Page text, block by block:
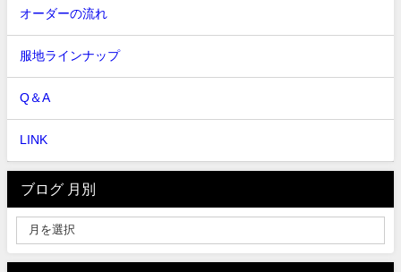
オーダーの流れ
服地ラインナップ
Q＆A
LINK
ブログ 月別